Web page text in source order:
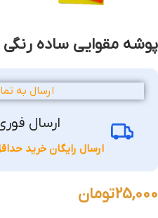
پوشه مقوایی ساده رنگی Classic 230gr A4
ارسال به
ارسال
ارسال رایگان خرید حداقل 6 میلیونی سراسر
25,000تومان